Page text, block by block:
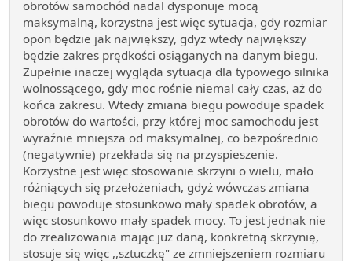
obrotów samochód nadal dysponuje mocą
maksymalną, korzystna jest więc sytuacja, gdy rozmiar
opon będzie jak największy, gdyż wtedy największy
będzie zakres prędkości osiąganych na danym biegu.
Zupełnie inaczej wygląda sytuacja dla typowego silnika
wolnossącego, gdy moc rośnie niemal cały czas, aż do
końca zakresu. Wtedy zmiana biegu powoduje spadek
obrotów do wartości, przy której moc samochodu jest
wyraźnie mniejsza od maksymalnej, co bezpośrednio
(negatywnie) przekłada się na przyspieszenie.
Korzystne jest więc stosowanie skrzyni o wielu, mało
różniących się przełożeniach, gdyż wówczas zmiana
biegu powoduje stosunkowo mały spadek obrotów, a
więc stosunkowo mały spadek mocy. To jest jednak nie
do zrealizowania mając już daną, konkretną skrzynię,
stosuje się więc ,,sztuczkę" ze zmniejszeniem rozmiaru